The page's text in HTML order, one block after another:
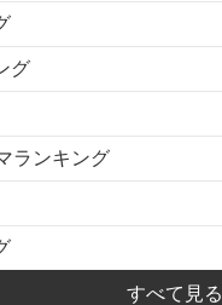
グ
ランキング
すべて見る